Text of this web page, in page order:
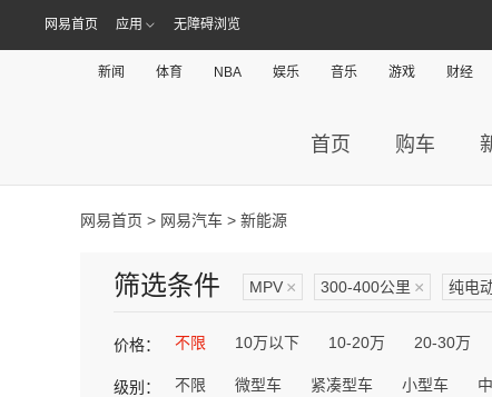
网易首页 应用 无障碍浏览
新闻 体育 NBA 娱乐 音乐 游戏 财经
首页 购车
网易首页 > 网易汽车 > 新能源
筛选条件 MPV × 300-400公里 × 纯电
价格： 不限 10万以下 10-20万 20-30万
级别： 不限 微型车 紧凑型车 小型车